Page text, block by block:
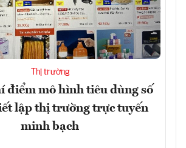
Thị trường
điểm mô hình tiêu dùng số
lập thị trường trực tuyến
minh bạch